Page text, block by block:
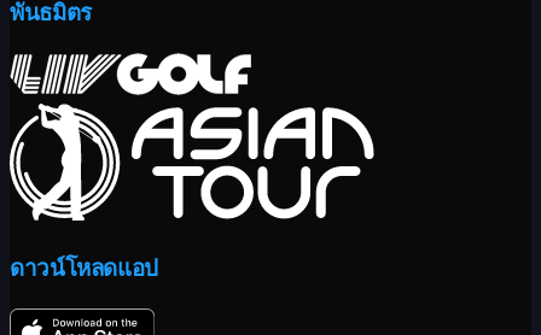
พันธมิตร
ดาวน์โหลดแอป